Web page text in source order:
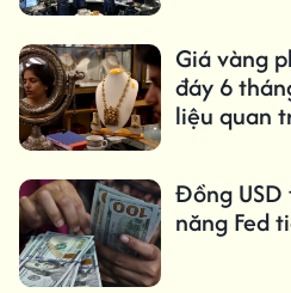
Giá vàng
đáy 6
liệu quan
Đồng
năng Fed